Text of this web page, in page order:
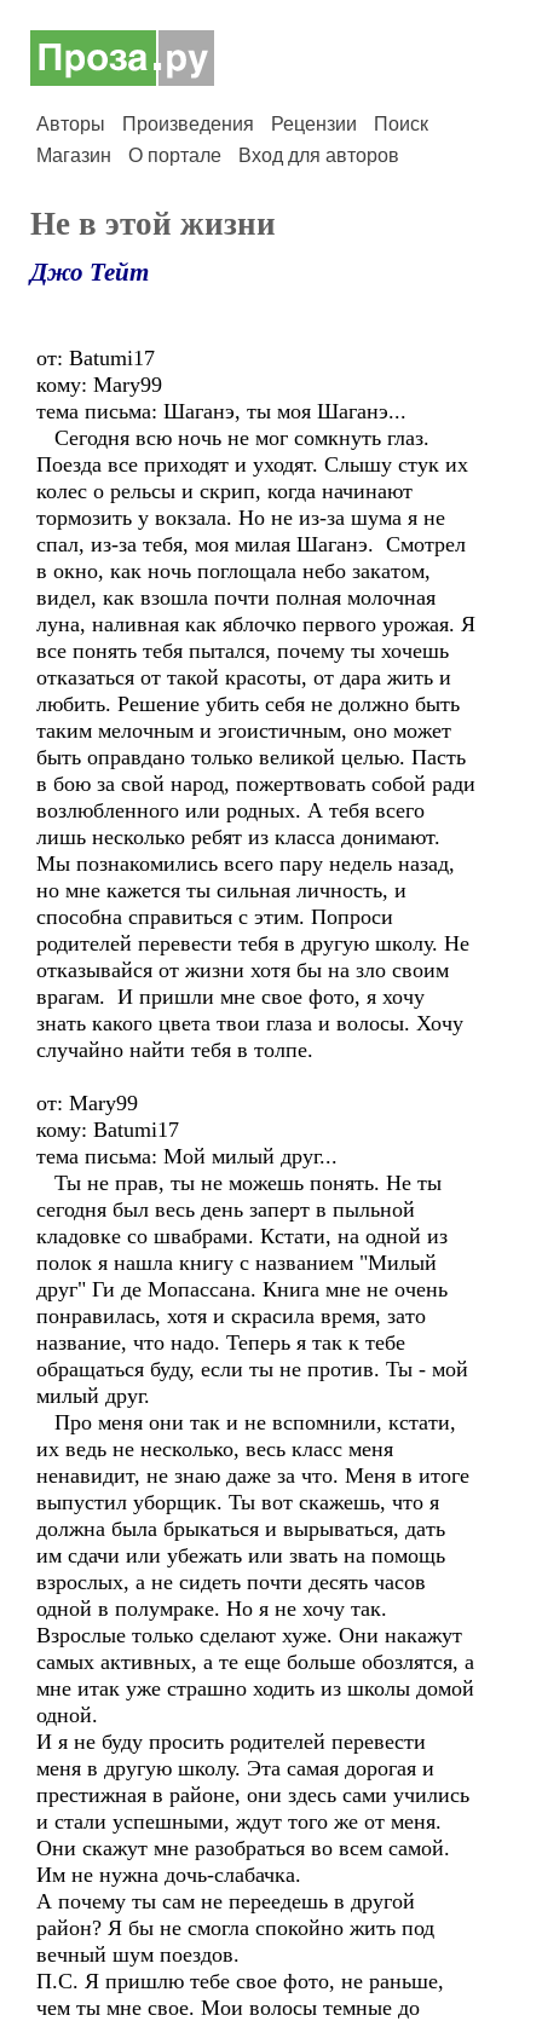
Авторы Произведения Рецензии
Поиск
Магазин
О портале Вход для авторов
Не в этой жизни
Джо Тейт
от: Batumi17
кому: Mary99
тема письма: Шаганэ, ты моя Шаганэ...
Сегодня всю ночь не мог сомкнуть глаз.
Поезда все приходят и уходят. Слышу стук их
колес о рельсы и скрип, когда начинают
тормозить у вокзала. Но не из-за шума я не
спал, из-за тебя, моя милая Шаганэ. Смотрел
в окно, как ночь поглощала небо закатом,
видел, как взошла почти полная молочная
луна, наливная как яблочко первого урожая. Я
все понять тебя пытался, почему ты хочешь
отказаться от такой красоты, от дара жить и
любить. Решение убить себя не должно быть
таким мелочным и эгоистичным, оно может
быть оправдано только великой целью. Пасть
в бою за свой народ, пожертвовать собой ради
возлюбленного или родных. А тебя всего
лишь несколько ребят из класса донимают.
Мы познакомились всего пару недель назад,
но мне кажется ты сильная личность, и
способна справиться с этим. Попроси
родителей перевести тебя в другую школу. Не
отказывайся от жизни хотя бы на зло своим
врагам. И пришли мне свое фото, я хочу
знать какого цвета твои глаза и волосы. Хочу
случайно найти тебя в толпе.
от: Mary99
кому: Batumi17
тема письма: Мой милый друг...
Ты не прав, ты не можешь понять. Не ты
сегодня был весь день заперт в пыльной
кладовке со швабрами. Кстати, на одной из
полок я нашла книгу с названием "Милый
друг" Ги де Мопассана. Книга мне не очень
понравилась, хотя и скрасила время, зато
название, что надо. Теперь я так к тебе
обращаться буду, если ты не против. Ты - мой
милый друг.
Про меня они так и не вспомнили, кстати,
их ведь не несколько, весь класс меня
ненавидит, не знаю даже за что. Меня в итоге
выпустил уборщик. Ты вот скажешь, что я
должна была брыкаться и вырываться, дать
им сдачи или убежать или звать на помощь
взрослых, а не сидеть почти десять часов
одной в полумраке. Но я не хочу так.
Взрослые только сделают хуже. Они накажут
самых активных, а те еще больше обозлятся, а
мне итак уже страшно ходить из школы домой
одной.
И я не буду просить родителей перевести
меня в другую школу. Эта самая дорогая и
престижная в районе, они здесь сами учились
и стали успешными, ждут того же от меня.
Они скажут мне разобраться во всем самой.
Им не нужна дочь-слабачка.
А почему ты сам не переедешь в другой
район? Я бы не смогла спокойно жить под
вечный шум поездов.
П.С. Я пришлю тебе свое фото, не раньше,
чем ты мне свое. Мои волосы темные до